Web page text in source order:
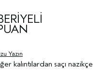
Yazın
kalıntılardan saçı nazikçe